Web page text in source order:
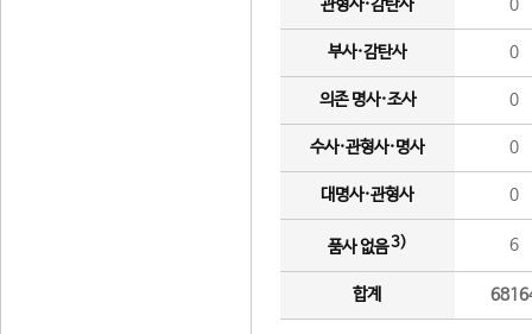
관형사·감탄사 0
부사·감탄사 0
의존 명사·조사 0
수사·관형사·명사 0
대명사·관형사 0
품사 없음3) 6
합계